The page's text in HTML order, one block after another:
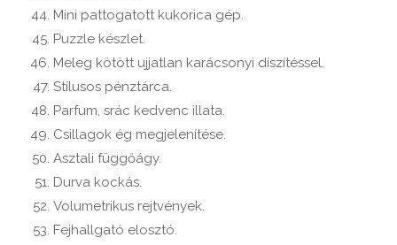
Mini pattogatott kukorica gép.
Puzzle készlet.
Meleg kötött ujjatlan karácsonyi díszítéssel.
Stílusos pénztárca.
Parfum, srác kedvenc illata.
Csillagok ég megjelenítése.
Asztali függőágy.
Durva kockás.
Volumetrikus rejtvények.
Fejhallgató elosztó.